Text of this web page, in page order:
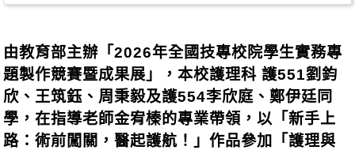
由教育部主辦「2026年全國技專校院學生實務專
題製作競賽暨成果展」，本校護理科 護551劉鈞
欣、王筑鈺、周秉毅及護554李欣庭、鄭伊廷同
學，在指導老師金宥榛的專業帶領，以「新手上
路：術前闖關，醫起護航！」作品參加「護理與